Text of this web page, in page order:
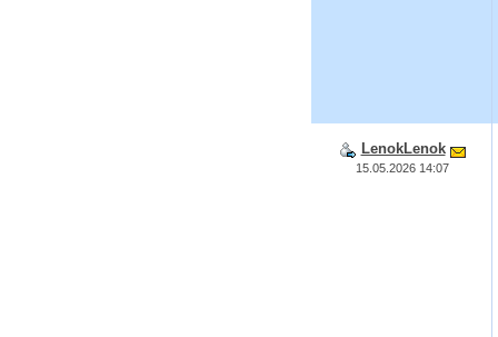
LenokLenok
15.05.2026 14:07